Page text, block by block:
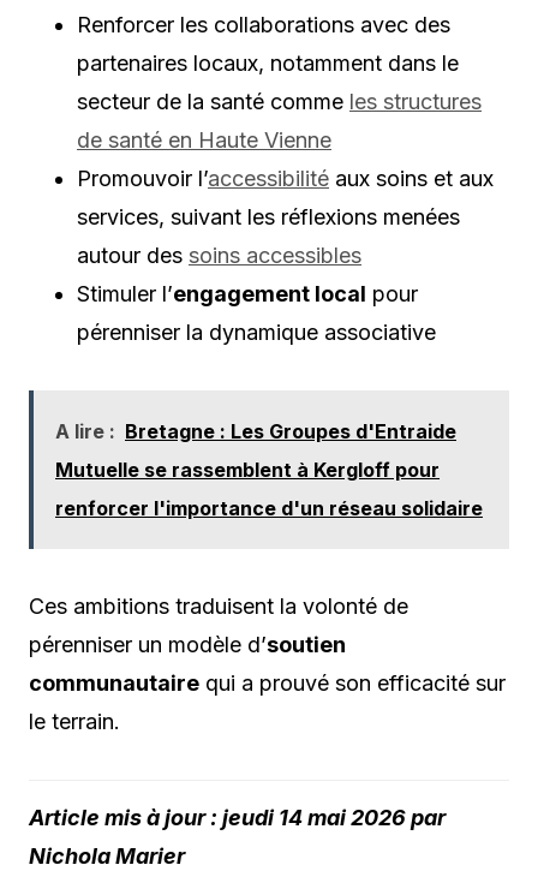
Renforcer les collaborations avec des
partenaires locaux, notamment dans le
secteur de la santé comme les structures
de santé en Haute Vienne
Promouvoir l’accessibilité aux soins et aux
services, suivant les réflexions menées
autour des soins accessibles
Stimuler l’engagement local pour
pérenniser la dynamique associative
A lire : Bretagne : Les Groupes d'Entraide
Mutuelle se rassemblent à Kergloff pour
renforcer l'importance d'un réseau solidaire
Ces ambitions traduisent la volonté de
pérenniser un modèle d’soutien
communautaire qui a prouvé son efficacité sur
le terrain.
Article mis à jour : jeudi 14 mai 2026 par
Nichola Marier